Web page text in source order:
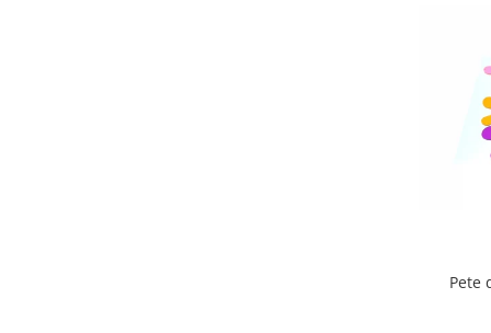
Pete